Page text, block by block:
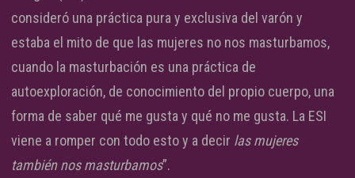
consideró una práctica pura y exclusiva del varón y
estaba el mito de que las mujeres no nos masturbamos,
cuando la masturbación es una práctica de
autoexploración, de conocimiento del propio cuerpo, una
forma de saber qué me gusta y qué no me gusta. La ESI
viene a romper con todo esto y a decir las mujeres
también nos masturbamos”.